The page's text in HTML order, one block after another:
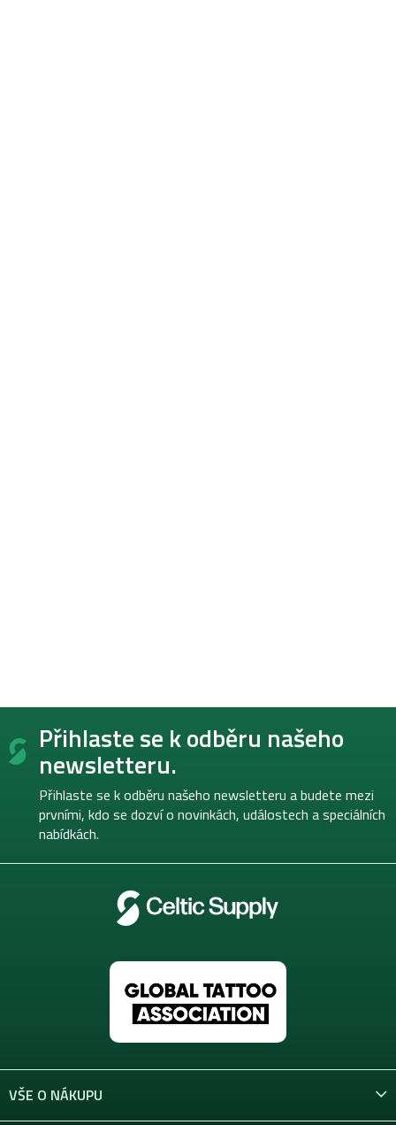
Z
Přihlaste se k odběru našeho
newsletteru.
Přihlaste se k odběru našeho newsletteru a budete mezi
prvními, kdo se dozví o novinkách, událostech a speciálních
nabídkách.
VŠE O NÁKUPU